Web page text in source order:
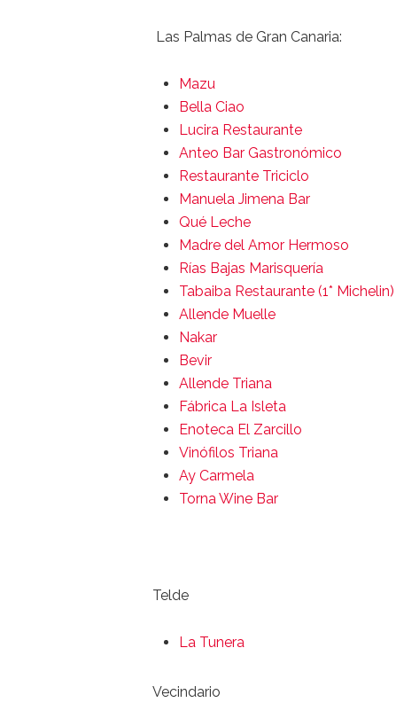
Las Palmas de Gran Canaria:
Mazu
Bella Ciao
Lucira Restaurante
Anteo Bar Gastronómico
Restaurante Triciclo
Manuela Jimena Bar
Qué Leche
Madre del Amor Hermoso
Rías Bajas Marisquería
Tabaiba Restaurante (1* Michelin)
Allende Muelle
Nakar
Bevir
Allende Triana
Fábrica La Isleta
Enoteca El Zarcillo
Vinófilos Triana
Ay Carmela
Torna Wine Bar
Telde
La Tunera
Vecindario